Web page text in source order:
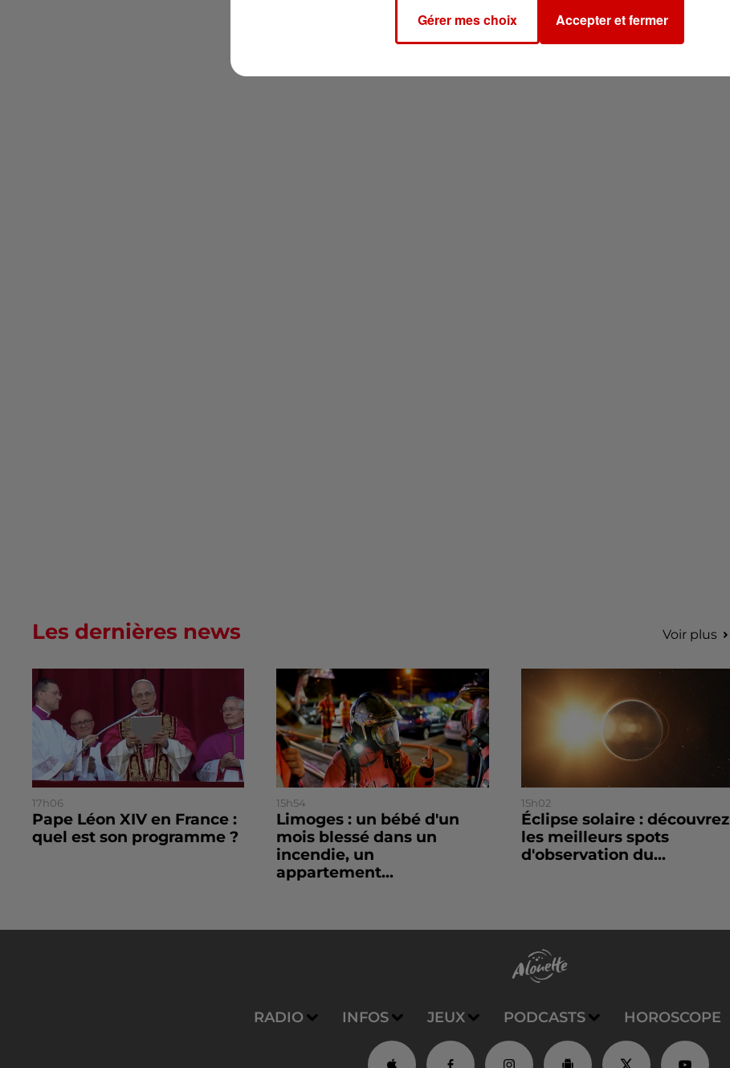
Les dernières news Voir plus
17h06
Pape Léon XIV en France :
quel est son programme ?
15h54
Limoges : un bébé d'un
mois blessé dans un
incendie, un
appartement...
15h02
Éclipse solaire : découvrez
les meilleurs spots
d'observation du...
RADIO INFOS JEUX PODCASTS HOROSCOPE
Gérer mes choix Accepter et fermer